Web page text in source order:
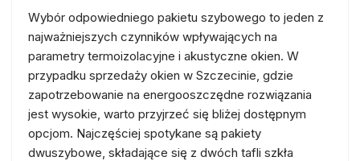
Wybór odpowiedniego pakietu szybowego to jeden z
najważniejszych czynników wpływających na
parametry termoizolacyjne i akustyczne okien. W
przypadku sprzedaży okien w Szczecinie, gdzie
zapotrzebowanie na energooszczędne rozwiązania
jest wysokie, warto przyjrzeć się bliżej dostępnym
opcjom. Najczęściej spotykane są pakiety
dwuszybowe, składające się z dwóch tafli szkła